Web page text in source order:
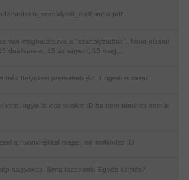
van meghatarozva a "szabalyzatban". flood-olasrol
duallcore-e, 15 az enyem, 15 meg...
más helyeken premaban járt. Engem is zavar.
vele, ugyis le lesz torolve :D ha nem torolnek nem is
a nyomorékkal majac, mit trollkodsz :D
nagyokos. Sima facebook. Egyéb kérdés?